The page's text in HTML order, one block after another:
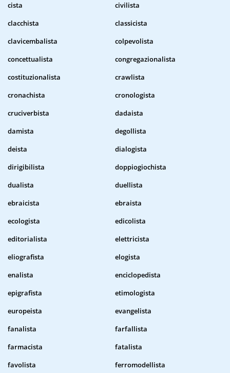
cista
civilista
clacchista
classicista
clavicembalista
colpevolista
concettualista
congregazionalista
costituzionalista
crawlista
cronachista
cronologista
cruciverbista
dadaista
damista
degollista
deista
dialogista
dirigibilista
doppiogiochista
dualista
duellista
ebraicista
ebraista
ecologista
edicolista
editorialista
elettricista
eliografista
elogista
enalista
enciclopedista
epigrafista
etimologista
europeista
evangelista
fanalista
farfallista
farmacista
fatalista
favolista
ferromodellista